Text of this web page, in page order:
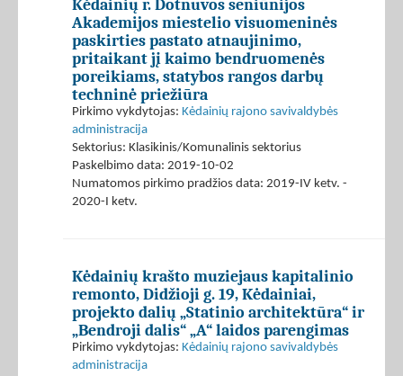
Kėdainių r. Dotnuvos seniūnijos
Akademijos miestelio visuomeninės
paskirties pastato atnaujinimo,
pritaikant jį kaimo bendruomenės
poreikiams, statybos rangos darbų
techninė priežiūra
Pirkimo vykdytojas: Kėdainių rajono savivaldybės
administracija
Sektorius: Klasikinis/Komunalinis sektorius
Paskelbimo data: 2019-10-02
Numatomos pirkimo pradžios data: 2019-IV ketv. -
2020-I ketv.
Kėdainių krašto muziejaus kapitalinio
remonto, Didžioji g. 19, Kėdainiai,
projekto dalių „Statinio architektūra“ ir
„Bendroji dalis“ „A“ laidos parengimas
Pirkimo vykdytojas: Kėdainių rajono savivaldybės
administracija